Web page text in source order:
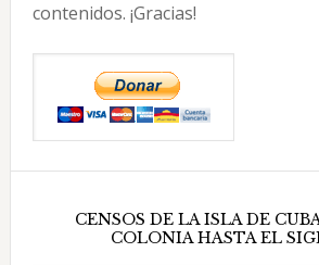
contenidos. ¡Gracias!
CENSOS DE LA ISLA DE
COLONIA HASTA EL